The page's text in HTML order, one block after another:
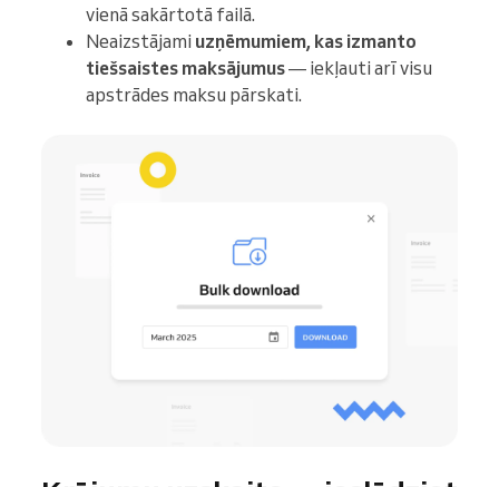
vienā sakārtotā failā.
Neaizstājami uzņēmumiem, kas izmanto
tiešsaistes maksājumus— iekļauti arī visu
apstrādes maksu pārskati.